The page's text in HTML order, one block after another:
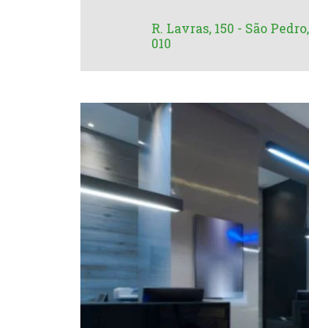
R. Lavras, 150 - São
010